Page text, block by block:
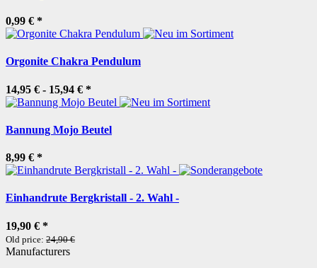
0,99 € *
Orgonite Chakra Pendulum
14,95 € - 15,94 € *
Bannung Mojo Beutel
8,99 € *
Einhandrute Bergkristall - 2. Wahl -
19,90 € *
Old price: 24,90 €
Manufacturers